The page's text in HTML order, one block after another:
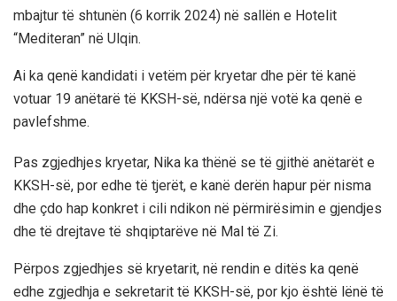
mbajtur të shtunën (6 korrik 2024) në sallën e Hotelit
“Mediteran” në Ulqin.
Ai ka qenë kandidati i vetëm për kryetar dhe për të kanë
votuar 19 anëtarë të KKSH-së, ndërsa një votë ka qenë e
pavlefshme.
Pas zgjedhjes kryetar, Nika ka thënë se të gjithë anëtarët e
KKSH-së, por edhe të tjerët, e kanë derën hapur për nisma
dhe çdo hap konkret i cili ndikon në përmirësimin e gjendjes
dhe të drejtave të shqiptarëve në Mal të Zi.
Përpos zgjedhjes së kryetarit, në rendin e ditës ka qenë
edhe zgjedhja e sekretarit të KKSH-së, por kjo është lënë të